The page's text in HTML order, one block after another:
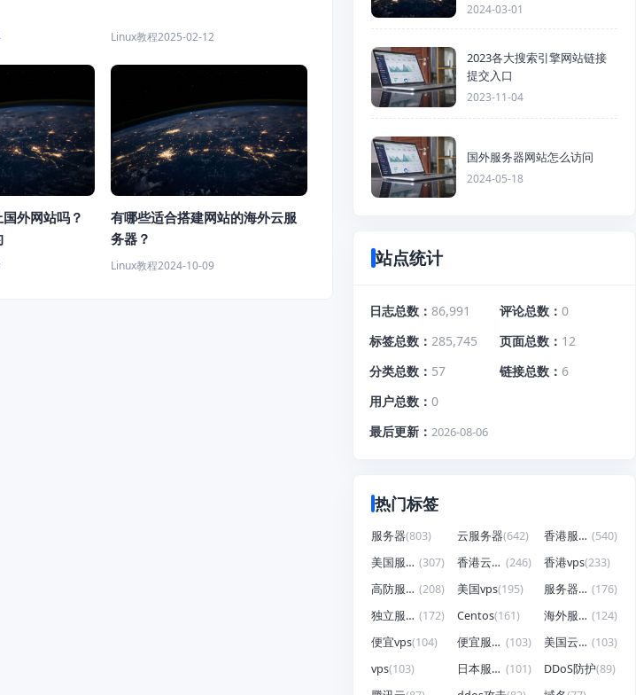
Linux教程2025-02-12
外网站吗？
有哪些适合搭建网站的海外云服
务器？
Linux教程2024-10-09
2024-03-01
2023各大搜索引擎网站链接
提交入口
2023-11-04
国外服务器网站怎么访问
2024-05-18
站点统计
日志总数 86,991 评论总数
0
标签总数
285,745 页面总数
12
分类总数
57 链接总数
6
用户总数
0
最后更新
2026-08-06
热门标签
服务器(803) 云服务器(642) 香港服务器 (540)
美国服务器 (307) 香港云服务器 (246) 香港vps(233)
高防服务器 (208) 美国vps(195) 服务器租用 (176)
独立服务器 (172) Centos(161) 海外服务器 (124)
便宜vps(104) 便宜服务器 (103) 美国云服务器 (103)
vps(103) 日本服务器 (101) DDoS防护(89)